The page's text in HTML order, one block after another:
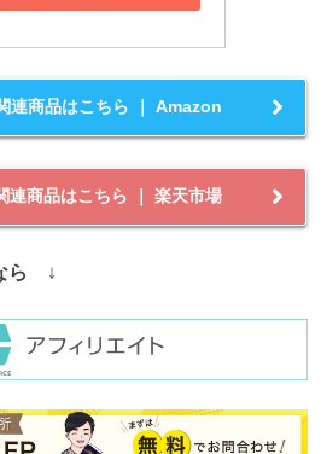
連商品はこちら ｜ Amazon
連商品はこちら ｜ 楽天市場
ら ↓